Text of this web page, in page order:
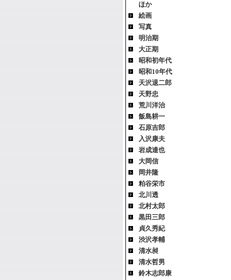
ほか
絵画
写真
明治期
大正期
昭和初年代
昭和10年代
天沢退二郎
天野忠
荒川洋治
飯島耕一
石原吉郎
入沢康夫
岩成達也
大岡信
岡井隆
粕谷栄市
北川透
北村太郎
黒田三郎
貞久秀紀
渋沢孝輔
清水昶
清水哲男
鈴木志郎康